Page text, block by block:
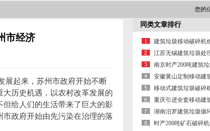
您的
市经济
展起来，苏州市政府开始不断
历史机遇，以农村改革发展的
给人们的生活带来了巨大的影
政府开始由先污染在治理的落
同类文章排行
建筑垃圾移动破碎机
生利用投入成本低、
江苏无锡建筑垃圾处
废旧建筑材料破碎机
南京时产200吨建筑
小卫士”亮相
安徽黄山定制移动建
了！ 建筑垃圾破碎站
移动式建筑垃圾破碎
台？
重庆引进全套移动建
建筑垃圾粉碎项目变
湖南汨罗建筑垃圾循
建筑垃圾破碎站投产
时产200吨矿石破碎